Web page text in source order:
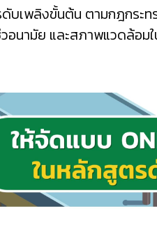
เพลิงขั้นต้น ตามกฎกระท
นามัย และสภาพแวดล้อม